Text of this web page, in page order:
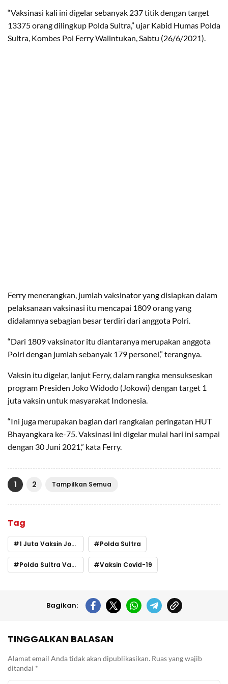
“Vaksinasi kali ini digelar sebanyak 237 titik dengan target
13375 orang dilingkup Polda Sultra,” ujar Kabid Humas Polda
Sultra, Kombes Pol Ferry Walintukan, Sabtu (26/6/2021).
Ferry menerangkan, jumlah vaksinator yang disiapkan dalam
pelaksanaan vaksinasi itu mencapai 1809 orang yang
didalamnya sebagian besar terdiri dari anggota Polri.
“Dari 1809 vaksinator itu diantaranya merupakan anggota
Polri dengan jumlah sebanyak 179 personel,” terangnya.
Vaksin itu digelar, lanjut Ferry, dalam rangka mensukseskan
program Presiden Joko Widodo (Jokowi) dengan target 1
juta vaksin untuk masyarakat Indonesia.
“Ini juga merupakan bagian dari rangkaian peringatan HUT
Bhayangkara ke-75. Vaksinasi ini digelar mulai hari ini sampai
dengan 30 Juni 2021,” kata Ferry.
1 2 Tampilkan Semua
Tag
1 Juta Vaksin Jokowi Polda Sultra
Polda Sultra Vaksin Vaksin Covid-19
Bagikan:
TINGGALKAN BALASAN
Alamat email Anda tidak akan dipublikasikan. Ruas yang wajib
ditandai *